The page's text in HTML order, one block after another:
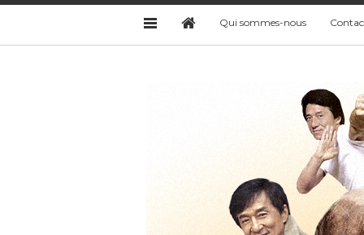
Qui sommes-nous